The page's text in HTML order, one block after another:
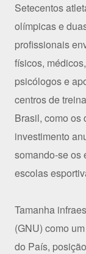
Setecentos
olímpicas e
profissionais
físicos,
psicólogos e
centros de
Brasil, como os
investimento
somando-se os
escolas
Tamanha
(GNU) como
do País,